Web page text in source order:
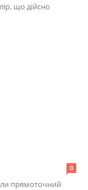
що дійсно
0
прямоточний